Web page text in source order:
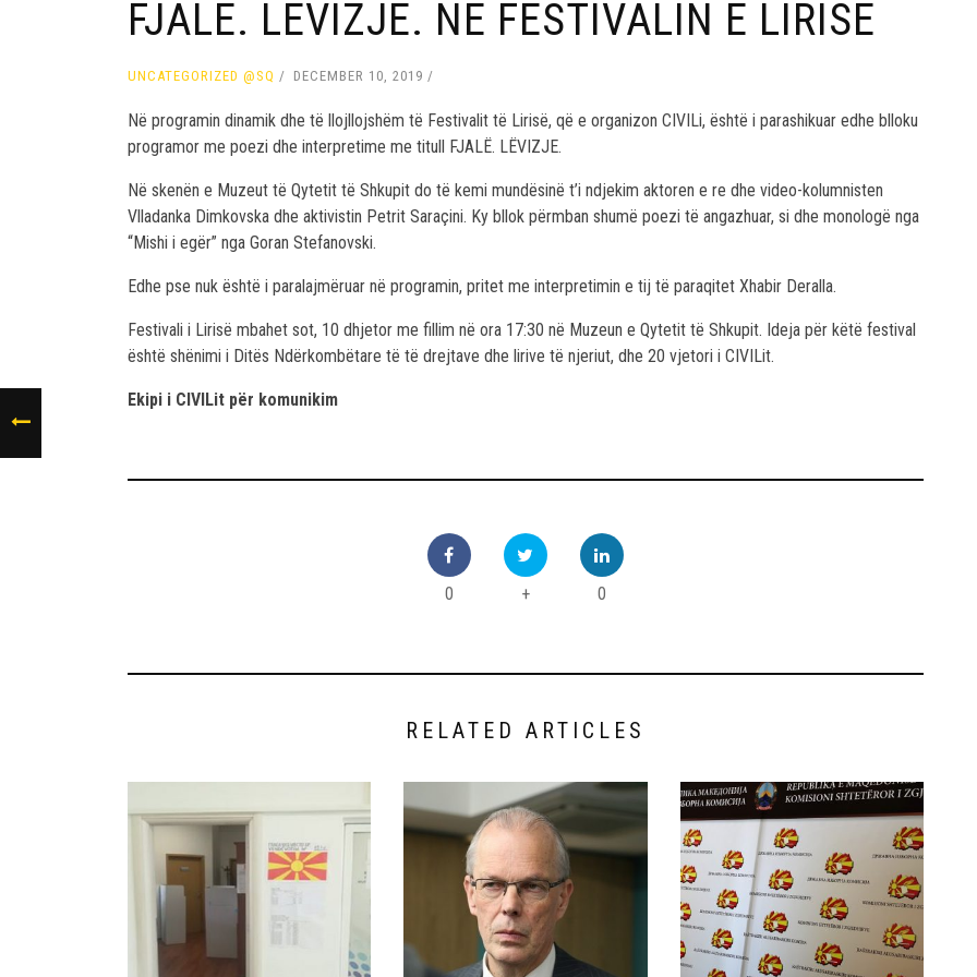
FJALË. LËVIZJE. NË FESTIVALIN E LIRISË
UNCATEGORIZED @SQ DECEMBER 10, 2019
Në programin dinamik dhe të llojllojshëm të Festivalit të Lirisë, që e organizon CIVILi, është i parashikuar edhe blloku
programor me poezi dhe interpretime me titull FJALË. LËVIZJE.
Në skenën e Muzeut të Qytetit të Shkupit do të kemi mundësinë t’i ndjekim aktoren e re dhe video-kolumnisten
Vlladanka Dimkovska dhe aktivistin Petrit Saraçini. Ky bllok përmban shumë poezi të angazhuar, si dhe monologë nga
“Mishi i egër” nga Goran Stefanovski.
Edhe pse nuk është i paralajmëruar në programin, pritet me interpretimin e tij të paraqitet Xhabir Deralla.
Festivali i Lirisë mbahet sot, 10 dhjetor me fillim në ora 17:30 në Muzeun e Qytetit të Shkupit. Ideja për këtë festival
është shënimi i Ditës Ndërkombëtare të të drejtave dhe lirive të njeriut, dhe 20 vjetori i CIVILit.
Ekipi i CIVILit për komunikim
0 + 0
RELATED ARTICLES